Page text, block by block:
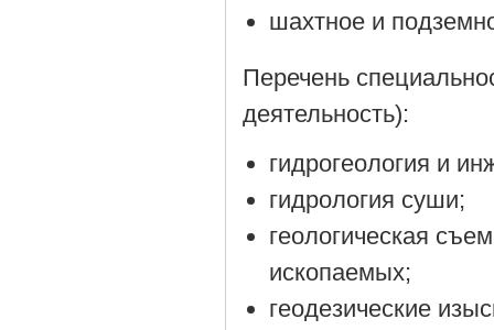
шахтное и
Перечень
деятельность):
гидрогеология и
гидрология суши;
геологическая
ископаемых;
геодезические